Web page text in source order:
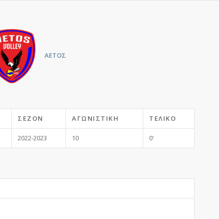
ΑΕΤΟΣ
ΣΕΖΌΝ ΑΓΩΝΙΣΤΙΚΉ ΤΕΛΙΚΌ
2022-2023 10 0'